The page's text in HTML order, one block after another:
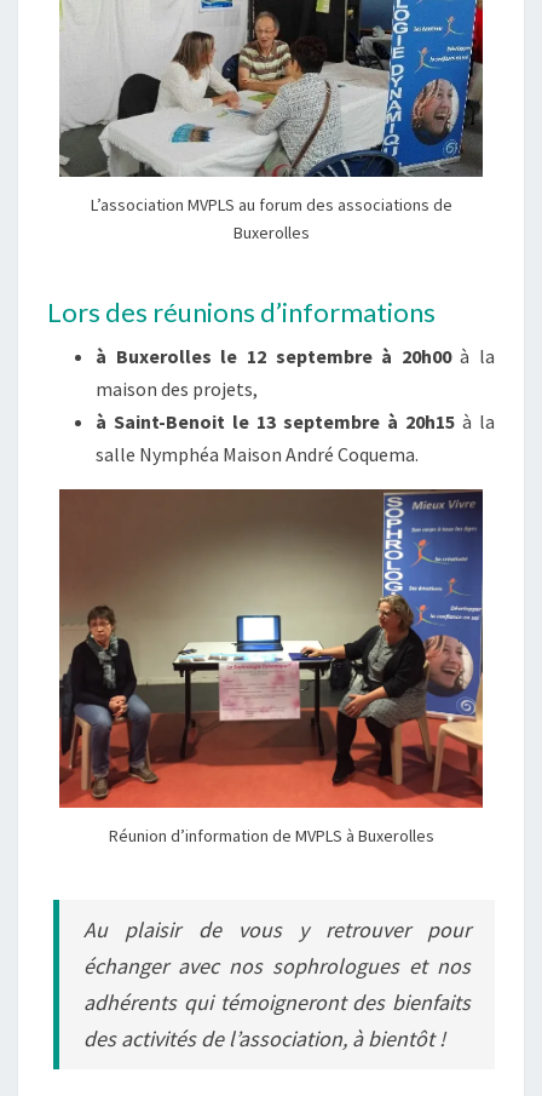
L’association MVPLS au forum des associations de
Buxerolles
Lors des réunions d’informations
à Buxerolles le 12 septembre à 20h00à la
maison des projets,
à Saint-Benoit le 13 septembre à 20h15 à la
salle Nymphéa Maison André Coquema.
Réunion d’information de MVPLS à Buxerolles
Au plaisir de vous y retrouver pour
échanger avec nos sophrologues et nos
adhérents qui témoigneront des bienfaits
des activités de l’association, à bientôt !